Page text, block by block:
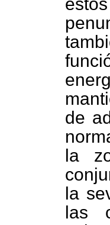
de
la
la
las